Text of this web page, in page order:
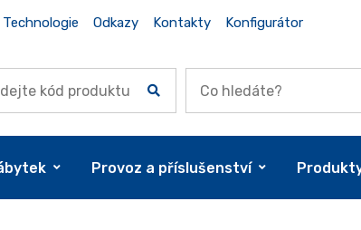
Technologie Odkazy Kontakty Konfigurátor
Provoz a příslušenství